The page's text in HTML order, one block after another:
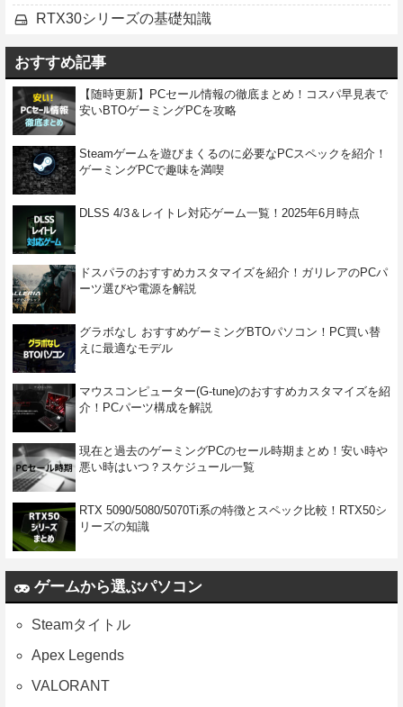
RTX30シリーズの基礎知識
おすすめ記事
【随時更新】PCセール情報の徹底まとめ！コスパ早見表で
安いBTOゲーミングPCを攻略
Steamゲームを遊びまくるのに必要なPCスペックを紹介！
ゲーミングPCで趣味を満喫
DLSS 4/3＆レイトレ対応ゲーム一覧！2025年6月時点
ドスパラのおすすめカスタマイズを紹介！ガリレアのPCパ
ーツ選びや電源を解説
グラボなし おすすめゲーミングBTOパソコン！PC買い替
えに最適なモデル
マウスコンピューター(G-tune)のおすすめカスタマイズを紹
介！PCパーツ構成を解説
現在と過去のゲーミングPCのセール時期まとめ！安い時や
悪い時はいつ？スケジュール一覧
RTX 5090/5080/5070Ti系の特徴とスペック比較！RTX50シ
リーズの知識
ゲームから選ぶパソコン
Steamタイトル
Apex Legends
VALORANT